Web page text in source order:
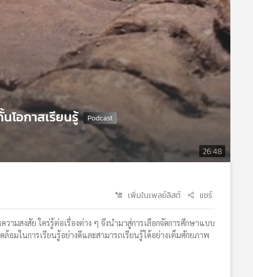
26:48
โอกาสเรียนรู้
เพิ่มในเพลย์ลิสต์ แชร์
ามสงสัย ใคร่รู้ต่อเรื่องต่าง ๆ จึงนำมาสู่การเลือกจัดการศึกษาแบบ
มในการเรียนรู้อย่างดีและสามารถเรียนรู้ได้อย่างเต็มศักยภาพ